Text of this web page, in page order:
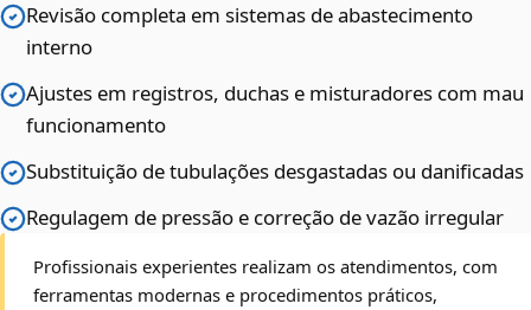
Revisão completa em sistemas de abastecimento
interno
Ajustes em registros, duchas e misturadores com mau
funcionamento
Substituição de tubulações desgastadas ou danificadas
Regulagem de pressão e correção de vazão irregular
Profissionais experientes realizam os atendimentos, com
ferramentas modernas e procedimentos práticos,